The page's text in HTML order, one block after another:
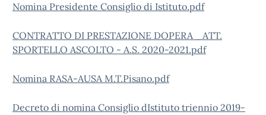
Nomina Presidente Consiglio di Istituto.pdf
CONTRATTO DI PRESTAZIONE DOPERA _ATT.
SPORTELLO ASCOLTO - A.S. 2020-2021.pdf
Nomina RASA-AUSA M.T.Pisano.pdf
Decreto di nomina Consiglio dIstituto triennio 2019-